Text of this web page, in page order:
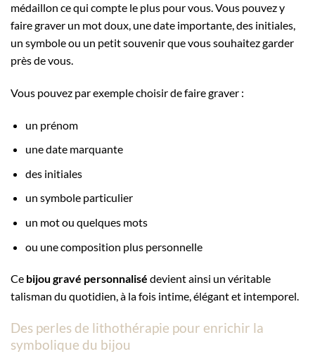
médaillon ce qui compte le plus pour vous. Vous pouvez y
faire graver un mot doux, une date importante, des initiales,
un symbole ou un petit souvenir que vous souhaitez garder
près de vous.
Vous pouvez par exemple choisir de faire graver :
un prénom
une date marquante
des initiales
un symbole particulier
un mot ou quelques mots
ou une composition plus personnelle
Ce bijou gravé personnalisé devient ainsi un véritable
talisman du quotidien, à la fois intime, élégant et intemporel.
Des perles de lithothérapie pour enrichir la
symbolique du bijou